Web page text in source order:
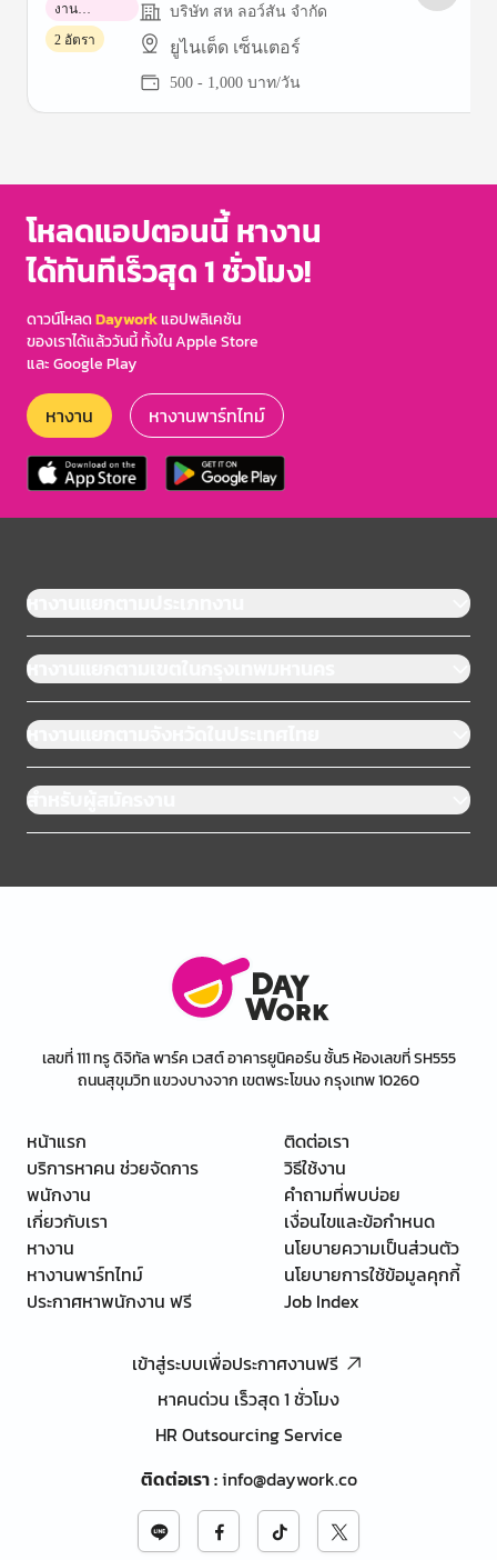
บริษัท สห ลอว์สัน จำกัด
ยูไนเต็ด เซ็นเตอร์
500 - 1,000 บาท/วัน
งาน
พาร์ทไทม์
2 อัตรา
of
โหลดแอปตอนนี้ หางาน
ได้ทันทีเร็วสุด 1 ชั่วโมง!
ดาวน์โหลดDayworkแอปพลิเคชัน
ของเราได้แล้ววันนี้ ทั้งใน Apple Store
และ Google Play
หางาน หางานพาร์ทไทม์
หางานแยกตามประเภทงาน
หางานแยกตามเขตในกรุงเทพมหานคร
หางานแยกตามจังหวัดในประเทศไทย
สำหรับผู้สมัครงาน
เลขที่ 111 ทรู ดิจิทัล พาร์ค เวสต์ อาคารยูนิคอร์น ชั้น5 ห้องเลขที่ SH555
ถนนสุขุมวิท แขวงบางจาก เขตพระโขนง กรุงเทพ 10260
หน้าแรก
บริการหาคน ช่วยจัดการ
พนักงาน
เกี่ยวกับเรา
หางาน
หางานพาร์ทไทม์
ประกาศหาพนักงาน ฟรี
ติดต่อเรา
วิธีใช้งาน
คำถามที่พบบ่อย
เงื่อนไขและข้อกำหนด
นโยบายความเป็นส่วนตัว
นโยบายการใช้ข้อมูลคุกกี้
Job Index
เข้าสู่ระบบเพื่อประกาศงานฟรี
หาคนด่วน เร็วสุด 1 ชั่วโมง
HR Outsourcing Service
ติดต่อเรา:info@daywork.co